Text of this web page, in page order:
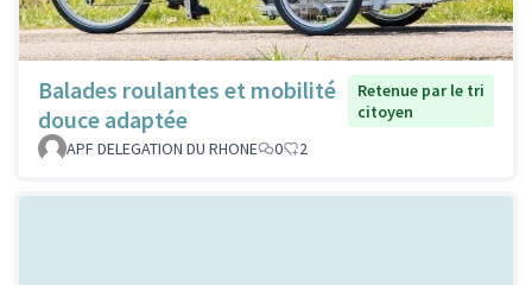
Balades roulantes et mobilité
douce adaptée
Retenue par le tri
citoyen
APF DELEGATION DU RHONE
0 2